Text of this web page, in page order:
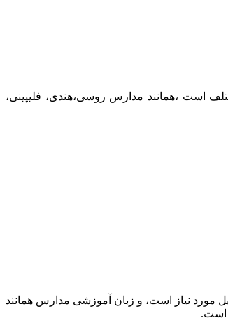
است ،همانند مدارس روسی،هندی، فلیپینی،
مورد نیاز است، و زبان آموزشی مدارس همانند